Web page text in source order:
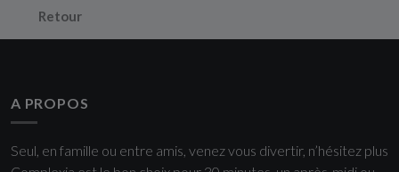
Retour
A PROPOS
Seul, en famille ou entre amis, venez vous divertir, n’hésitez plus